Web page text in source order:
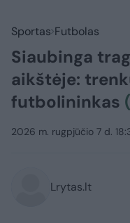
Sportas Futbolas
Siaubinga
aikštėje:
futbolininkas
2026 m. rugpjūčio 7 d.
Lrytas.lt